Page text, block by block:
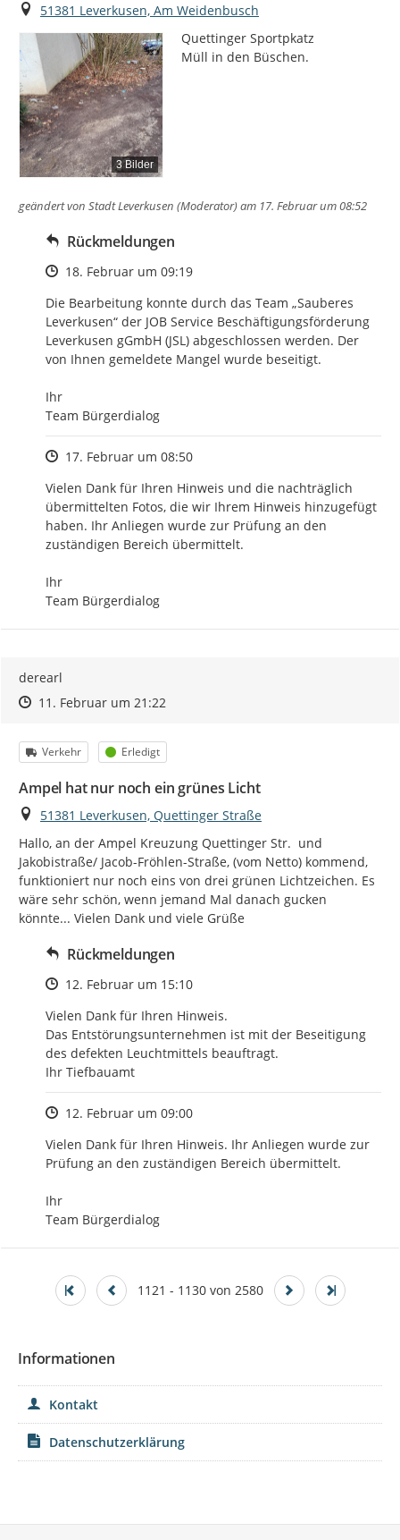
Ort
51381 Leverkusen, Am Weidenbusch
3 Bilder
Quettinger Sportpkatz
Müll in den Büschen.
geändert von Stadt Leverkusen (Moderator)am 17. Februar um 08:52
Rückmeldungen
Zeitpunkt des Erstellens
18. Februar um 09:19
Die Bearbeitung konnte durch das Team „Sauberes
Leverkusen“ der JOB Service Beschäftigungsförderung
Leverkusen gGmbH (JSL) abgeschlossen werden. Der
von Ihnen gemeldete Mangel wurde beseitigt.
Ihr
Team Bürgerdialog
Zeitpunkt des Erstellens
17. Februar um 08:50
Vielen Dank für Ihren Hinweis und die nachträglich
übermittelten Fotos, die wir Ihrem Hinweis hinzugefügt
haben. Ihr Anliegen wurde zur Prüfung an den
zuständigen Bereich übermittelt.
Ihr
Team Bürgerdialog
derearl
Zeitpunkt des Erstellens
Zeitpunkt des Erstellens
11. Februar um 21:22Zur Äußerung
Kategorie
Verkehr Status
Erledigt
Ampel hat nur noch ein grünes Licht
Ort
51381 Leverkusen, Quettinger Straße
Hallo, an der Ampel Kreuzung Quettinger Str.  und
Jakobistraße/ Jacob-Fröhlen-Straße, (vom Netto) kommend,
funktioniert nur noch eins von drei grünen Lichtzeichen. Es
wäre sehr schön, wenn jemand Mal danach gucken
könnte... Vielen Dank und viele Grüße
Rückmeldungen
Zeitpunkt des Erstellens
12. Februar um 15:10
Vielen Dank für Ihren Hinweis.
Das Entstörungsunternehmen ist mit der Beseitigung
des defekten Leuchtmittels beauftragt.
Ihr Tiefbauamt
Zeitpunkt des Erstellens
12. Februar um 09:00
Vielen Dank für Ihren Hinweis. Ihr Anliegen wurde zur
Prüfung an den zuständigen Bereich übermittelt.
Ihr
Team Bürgerdialog
1121 - 1130 von 2580
Informationen
Kontakt
Datenschutzerklärung